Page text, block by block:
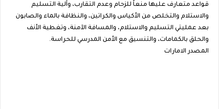
قواعد متعارف عليها منعاً للزحام وعدم التقارب، وآلية التسليم
والاستلام والتخلص من الأكياس والكراتين، والنظافة بالماء والصابون
بعد عمليتي التسليم والاستلام، والمسافة الآمنة، وتغطية الأنف
والحلق بالكمامات، والتنسيق مع الأمن المدرسي للحراسة.
المصدر الامارات